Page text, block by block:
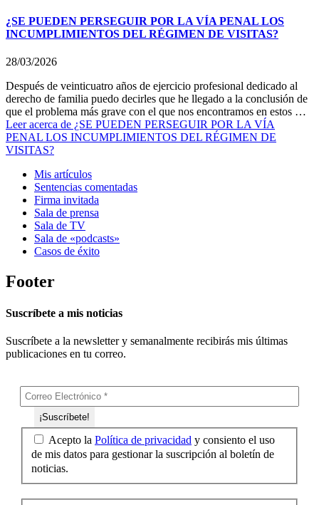
¿SE PUEDEN PERSEGUIR POR LA VÍA PENAL LOS
INCUMPLIMIENTOS DEL RÉGIMEN DE VISITAS?
28/03/2026
Después de veinticuatro años de ejercicio profesional dedicado al
derecho de familia puedo decirles que he llegado a la conclusión de
que el problema más grave con el que nos encontramos en estos …
Leeracerca de ¿SE PUEDEN PERSEGUIR POR LA VÍA
PENAL LOS INCUMPLIMIENTOS DEL RÉGIMEN DE
VISITAS?
Mis artículos
Sentencias comentadas
Firma invitada
Sala de prensa
Sala de TV
Sala de «podcasts»
Casos de éxito
Footer
Suscríbete a mis noticias
Suscríbete a la newsletter y semanalmente recibirás mis últimas
publicaciones en tu correo.
Acepto la Política de privacidad
de mis datos para gestionar la suscripción al boletín de
noticias.